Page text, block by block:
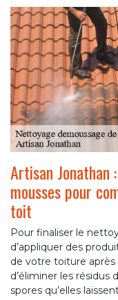
Artisan Jonathan
mousses pour
toit
Pour finaliser le
d’appliquer des
de votre toiture
d’éliminer les résidus
spores qu’elles